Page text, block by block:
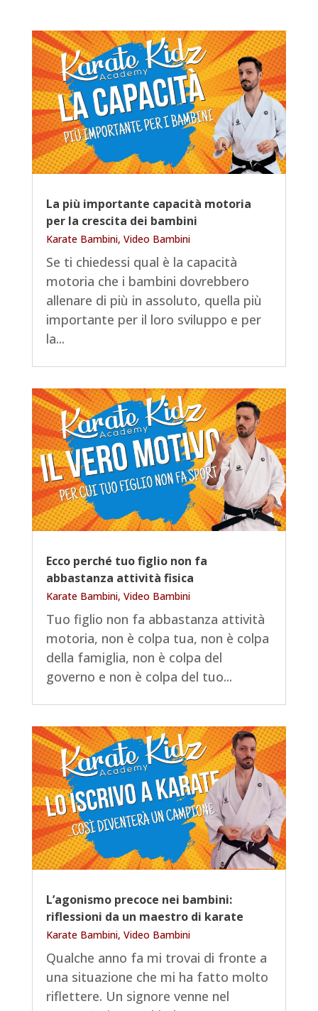
La più importante capacità motoria
per la crescita dei bambini
Karate Bambini, Video Bambini
Se ti chiedessi qual è la capacità
motoria che i bambini dovrebbero
allenare di più in assoluto, quella più
importante per il loro sviluppo e per
la...
Ecco perché tuo figlio non fa
abbastanza attività fisica
Karate Bambini, Video Bambini
Tuo figlio non fa abbastanza attività
motoria, non è colpa tua, non è colpa
della famiglia, non è colpa del
governo e non è colpa del tuo...
L’agonismo precoce nei bambini:
riflessioni da un maestro di karate
Karate Bambini, Video Bambini
Qualche anno fa mi trovai di fronte a
una situazione che mi ha fatto molto
riflettere. Un signore venne nel